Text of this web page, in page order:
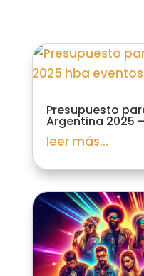
Presupuesto
Argentina 2025
leer más...